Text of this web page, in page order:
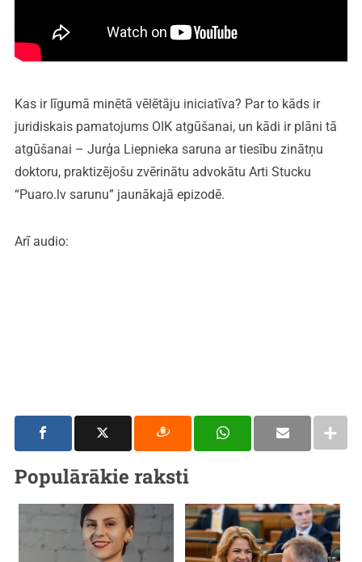
Kas ir līgumā minētā vēlētāju iniciatīva? Par to kāds ir
juridiskais pamatojums OIK atgūšanai, un kādi ir plāni tā
atgūšanai – Jurģa Liepnieka saruna ar tiesību zinātņu
doktoru, praktizējošu zvērinātu advokātu Arti Stucku
“Puaro.lv sarunu” jaunākajā epizodē.
Arī audio:
Populārākie raksti